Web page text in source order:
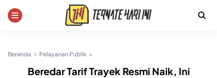
Beranda Pelayanan Publik
Beredar Tarif Trayek Resmi Naik, Ini